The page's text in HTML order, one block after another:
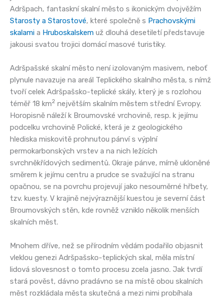
Adršpach, fantaskní skalní město s ikonickým dvojvěžím
Starosty a Starostové, které společně s Prachovskými
skalami a Hruboskalskem už dlouhá desetiletí představuje
jakousi svatou trojici domácí masové turistiky.
Adršpašské skalní město není izolovaným masivem, neboť
plynule navazuje na areál Teplického skalního města, s nímž
tvoří celek Adršpašsko-teplické skály, který je s rozlohou
téměř 18 km2 největším skalním městem střední Evropy.
Horopisně náleží k Broumovské vrchovině, resp. k jejímu
podcelku vrchovině Polické, která je z geologického
hlediska miskovitě prohnutou pánví s výplní
permokarbonských vrstev a na nich ležících
svrchněkřídových sedimentů. Okraje pánve, mírně ukloněné
směrem k jejímu centru a prudce se svažující na stranu
opačnou, se na povrchu projevují jako nesouměrné hřbety,
tzv. kuesty. V krajině nejvýraznější kuestou je severní část
Broumovských stěn, kde rovněž vzniklo několik menších
skalních měst.
Mnohem dříve, než se přírodním vědám podařilo objasnit
vleklou genezi Adršpašsko-teplických skal, měla místní
lidová slovesnost o tomto procesu zcela jasno. Jak tvrdí
stará pověst, dávno pradávno se na místě obou skalních
měst rozkládala města skutečná a mezi nimi probíhala